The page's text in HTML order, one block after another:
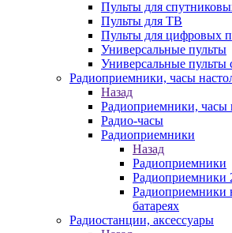
Пульты для
Пульты для ТВ
Пульты для цифровых
Универсальные пульты
Универсальные пульты
Радиоприемники, часы
Назад
Радиоприемники, часы
Радио-часы
Радиоприемники
Назад
Радиоприемники
Радиоприемники
Радиоприемники
батареях
Радиостанции, аксессуары